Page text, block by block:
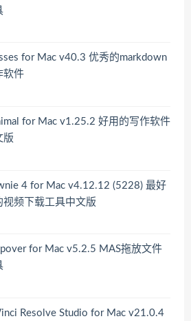
for Mac v40.3 优秀的markdown
软件
for Mac v1.25.2 好用的写作软件
版
4 for Mac v4.12.12 (5228) 最好
视频下载工具中文版
for Mac v5.2.5 MAS拖放文件
Resolve Studio for Mac v21.0.4